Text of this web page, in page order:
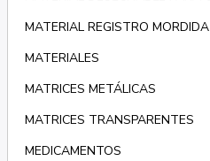
MATERIAL REGISTRO MORDIDA
MATERIALES
MATRICES METÁLICAS
MATRICES TRANSPARENTES
MEDICAMENTOS